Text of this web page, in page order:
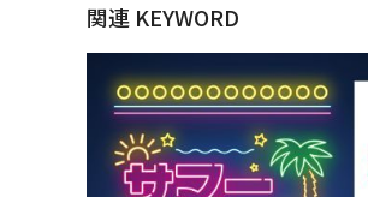
関連 KEYWORD